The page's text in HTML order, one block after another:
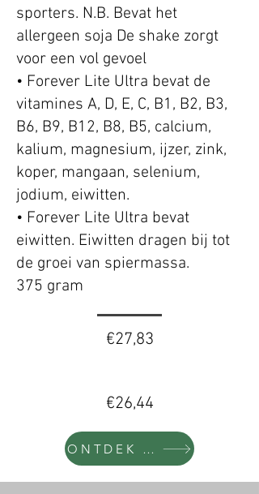
sporters. N.B. Bevat het
allergeen soja De shake zorgt
voor een vol gevoel
• Forever Lite Ultra bevat de
vitamines A, D, E, C, B1, B2, B3,
B6, B9, B12, B8, B5, calcium,
kalium, magnesium, ijzer, zink,
koper, mangaan, selenium,
jodium, eiwitten.
• Forever Lite Ultra bevat
eiwitten. Eiwitten dragen bij tot
de groei van spiermassa.
375 gram
€27,83
€26,44
ONTDEK MEER